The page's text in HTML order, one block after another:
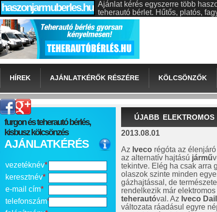
haszonjarmuberles.hu Ajánlat kérés egyszerre több
teherautó bérlet. Hűtős, platós,
HÍREK AJÁNLATKÉRŐK RÉSZÉRE KÖLCSÖNZŐK
furgon és teherautó bérlés,
kisbusz kölcsönzés
AJÁNLATKÉRÉS
vezetéknév*
keresztnév*
e-mail cím*
telefonszám*
ÚJABB
2013.08.01
Az Iveco régóta az
az alternatív hajtású jármű
tekintve. Elég ha csak arra
olaszok szinte minden
gázhajtással, de
rendelkezik már
teherautóval. Az Iveco
változata ráadásul egyre